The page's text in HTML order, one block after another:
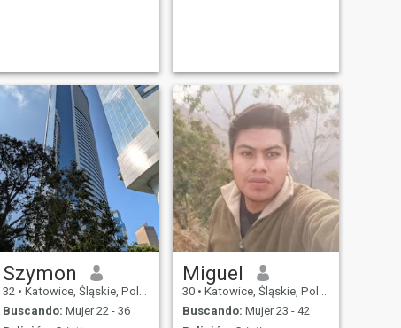
Szymon
32 • Katowice, Śląskie, Polonia
Buscando: Mujer 22 - 36
Miguel
30 • Katowice, Śląskie, Polonia
Buscando: Mujer 23 - 42